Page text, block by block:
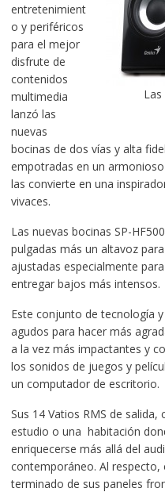
entretenimient
o y periféricos
para el mejor
disfrute de
contenidos
multimedia
lanzó las
nuevas
bocinas de dos vías y alta
empotradas en un
las convierte en una
vivaces.
Las nuevas bocinas SP-
pulgadas más un altavoz
ajustadas especialmente
entregar bajos más intensos.
Este conjunto de tecnología
agudos para hacer más
a la vez más impactantes y
los sonidos de juegos y
un computador de escritorio.
Sus 14 Vatios RMS de
estudio o una habitación
enriquecerse más allá del
contemporáneo. Al
terminado de sus paneles